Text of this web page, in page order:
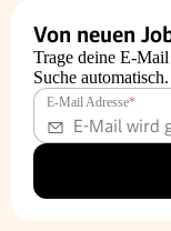
Von neuen
Trage deine E-Mail
Suche automatisch.
E-Mail Adresse*